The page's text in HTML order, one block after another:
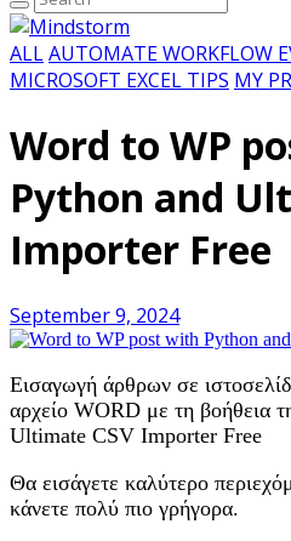
ALLAUTOMATE WORKFLOW
MICROSOFT EXCEL TIPS MY
Word to WP
Python and
Importer Free
September 9, 2024
Εισαγωγή άρθρων σε
αρχείο WORD με τη βοήθεια
Ultimate CSV Importer Free
Θα εισάγετε καλύτερο
κάνετε πολύ πιο γρήγορα.